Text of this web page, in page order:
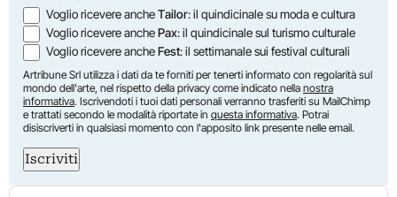
Voglio ricevere ancheTailor: il quindicinale su moda e cultura
Voglio ricevere anchePax: il quindicinale sul turismo culturale
Voglio ricevere ancheFest: il settimanale sui festival culturali
Artribune Srl utilizza i dati da te forniti per tenerti informato con regolarità sul
mondo dell'arte, nel rispetto della privacy come indicato nella nostra
informativa. Iscrivendoti i tuoi dati personali verranno trasferiti su MailChimp
e trattati secondo le modalità riportate in questa informativa. Potrai
disiscriverti in qualsiasi momento con l'apposito link presente nelle email.
Iscriviti